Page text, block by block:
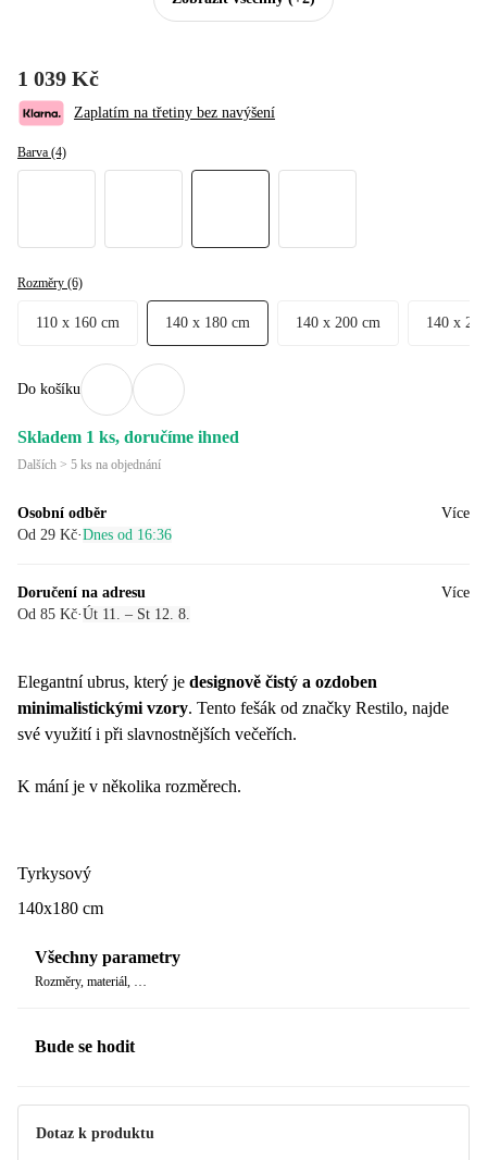
1 039 Kč
Zaplatím na třetiny bez navýšení
Barva (4)
Rozměry (6)
110 x 160 cm 140 x 180 cm 140 x 200 cm 140 x
Do košíku
Skladem 1 ks, doručíme ihned
Dalších > 5 ks na objednání
Osobní odběr
Od 29 Kč·Dnes od 16:36
Více
Doručení na adresu
Od 85 Kč·Út 11. – St 12. 8.
Více
Elegantní ubrus, který je designově čistý a ozdoben
minimalistickými vzory. Tento fešák od značky Restilo, najde
své využití i při slavnostnějších večeřích.
K mání je v několika rozměrech.
Tyrkysový
140x180 cm
Všechny parametry
Rozměry, materiál, …
Bude se hodit
Dotaz k produktu